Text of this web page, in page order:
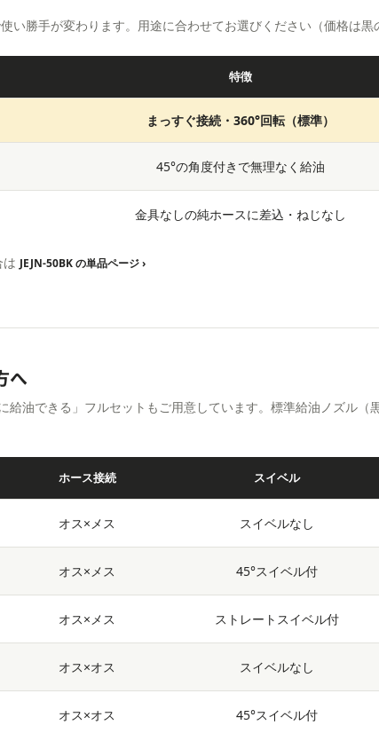
い勝手が変わります。用途に合わせてお選びください（価格は黒
特徴
まっすぐ接続・360°回転（標準）
45°の角度付きで無理なく給油
金具なしの純ホースに差込・ねじなし
は JEJN-50BK の単品ページ ›
へ
給油できる」フルセットもご用意しています。標準給油ノズル（
ホース接続 スイベル
オス×メス スイベルなし
オス×メス 45°スイベル付
オス×メス ストレートスイベル付
オス×オス スイベルなし
オス×オス 45°スイベル付